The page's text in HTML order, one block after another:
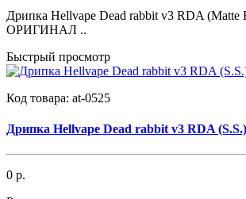
Дрипка Hellvape Dead rabbit v3 RDA (Matte
ОРИГИНАЛ ..
Быстрый просмотр
Код товара: at-0525
Дрипка Hellvape Dead rabbit v3 RDA
0 р.